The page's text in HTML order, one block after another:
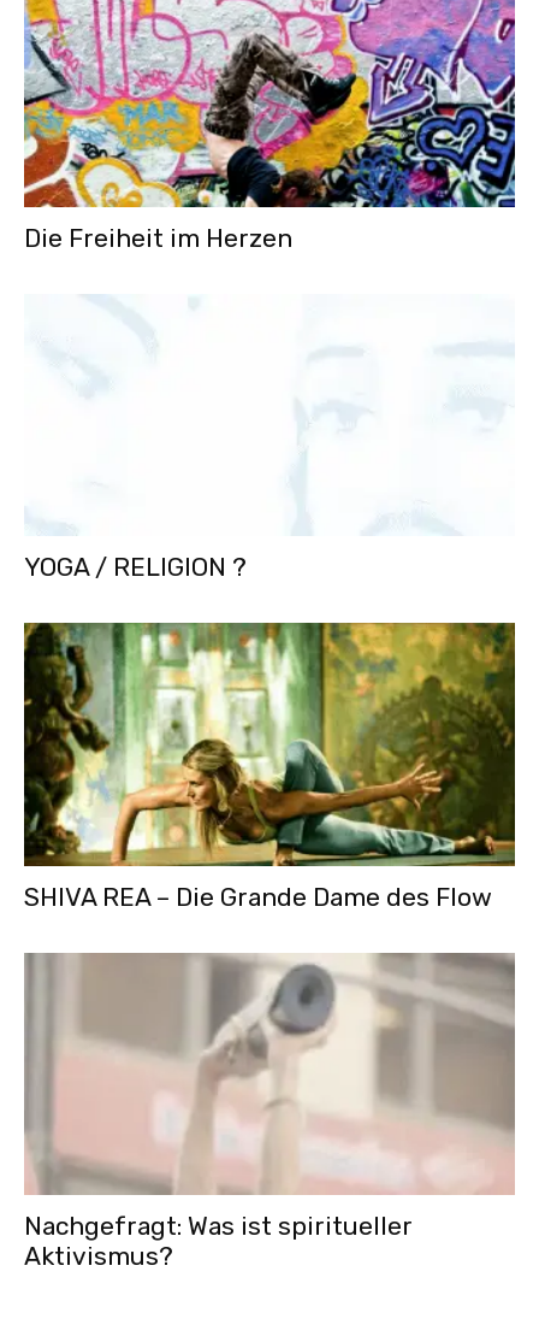
Die Freiheit im Herzen
YOGA / RELIGION ?
SHIVA REA – Die Grande Dame des Flow
Nachgefragt: Was ist spiritueller
Aktivismus?